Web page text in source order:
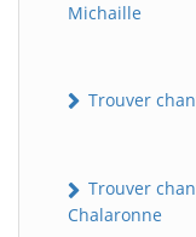
Michaille
Trouver
Trouver
Chalaronne